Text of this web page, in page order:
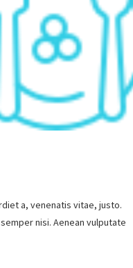
a, venenatis vitae, justo.
nisi. Aenean vulputate